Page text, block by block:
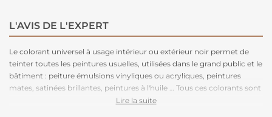
L'AVIS DE L'EXPERT
Le colorant universel à usage intérieur ou extérieur noir permet de
teinter toutes les peintures usuelles, utilisées dans le grand public et le
bâtiment : peiture émulsions vinyliques ou acryliques, peintures
mates, satinées brillantes, peintures à l'huile … Tous ces colorants sont
solides à la lumière et aux intempéries. Seules les couleurs jaune,
Lire la suite